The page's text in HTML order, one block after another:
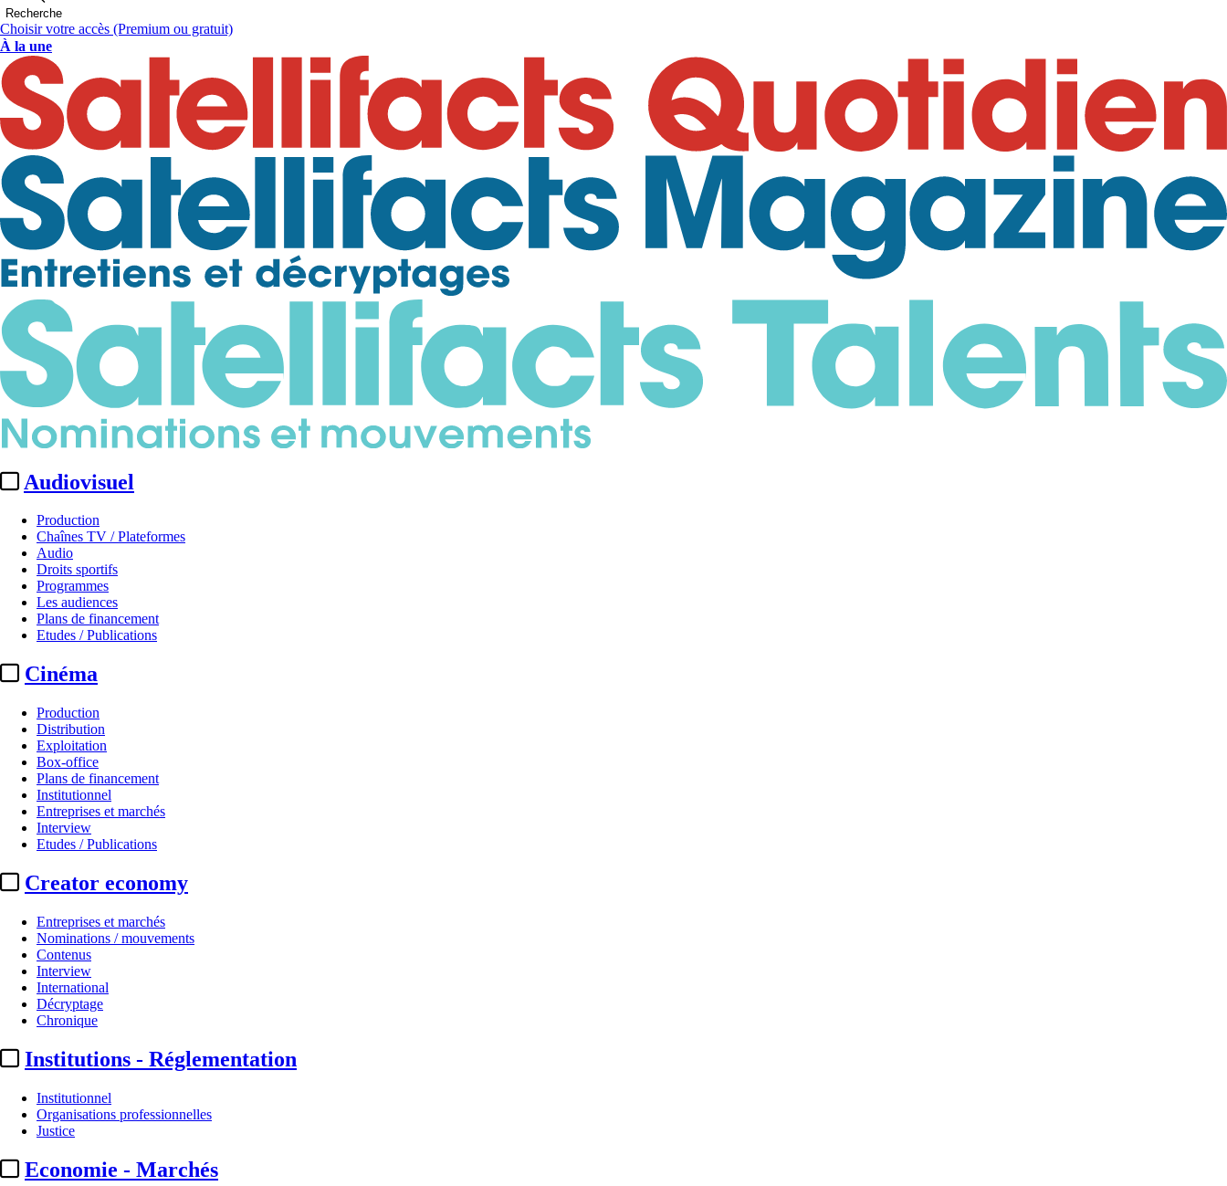
Recherche
Choisir votre accès (Premium ou gratuit)
À la une
Audiovisuel
Production
Chaînes TV / Plateformes
Audio
Droits sportifs
Programmes
Les audiences
Plans de financement
Etudes / Publications
Cinéma
Production
Distribution
Exploitation
Box-office
Plans de financement
Institutionnel
Entreprises et marchés
Interview
Etudes / Publications
Creator economy
Entreprises et marchés
Nominations / mouvements
Contenus
Interview
International
Décryptage
Chronique
Institutions - Réglementation
Institutionnel
Organisations professionnelles
Justice
Economie - Marchés
A la Une
Mifa / Animation :
Par
Emmanuelle Miquet